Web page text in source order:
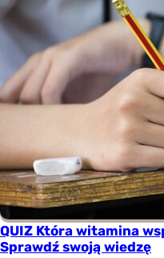
QUIZ Która witamina
Sprawdź swoją wiedzę